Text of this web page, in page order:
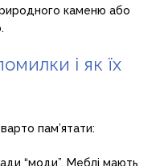
каменю або
і як їх
пам’ятати:
“моди”. Меблі мають